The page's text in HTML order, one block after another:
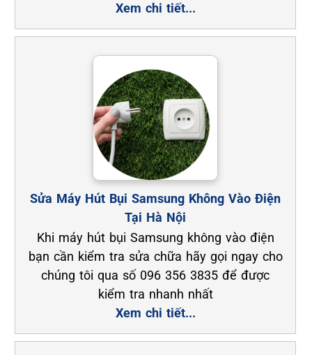
Xem chi tiết...
Sửa Máy Hút Bụi Samsung Không Vào Điện
Tại Hà Nội
Khi máy hút bụi Samsung không vào điện
bạn cần kiểm tra sửa chữa hãy gọi ngay cho
chúng tôi qua số 096 356 3835 để được
kiểm tra nhanh nhất
Xem chi tiết...